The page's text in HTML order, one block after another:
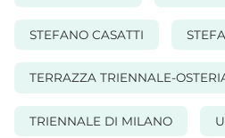
STEFANO CASATTI
TERRAZZA TRIENNALE-
TRIENNALE DI MILANO